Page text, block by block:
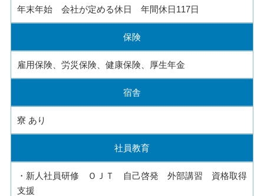
年末年始 会社が定める休日 年間休日117日
保険
雇用保険、労災保険、健康保険、厚生年金
宿舎
寮 あり
社員教育
・新人社員研修 ＯＪＴ 自己啓発 外部講習 資格取得
支援